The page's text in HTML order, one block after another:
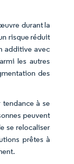
durant la
risque réduit
additive avec
les autres
des
à se
peuvent
se relocaliser
prêtes à